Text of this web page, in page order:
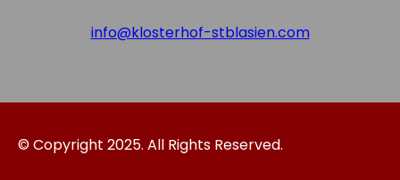
info@klosterhof-stblasien.com
© Copyright 2025. All Rights Reserved.